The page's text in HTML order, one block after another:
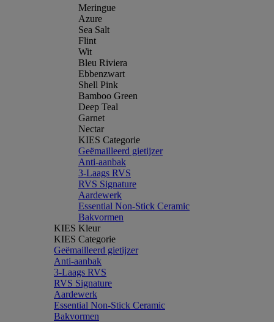
Meringue
Azure
Sea Salt
Flint
Wit
Bleu Riviera
Ebbenzwart
Shell Pink
Bamboo Green
Deep Teal
Garnet
Nectar
KIES Categorie
Geëmailleerd gietijzer
Anti-aanbak
3-Laags RVS
RVS Signature
Aardewerk
Essential Non-Stick Ceramic
Bakvormen
KIES Kleur
KIES Categorie
Geëmailleerd gietijzer
Anti-aanbak
3-Laags RVS
RVS Signature
Aardewerk
Essential Non-Stick Ceramic
Bakvormen